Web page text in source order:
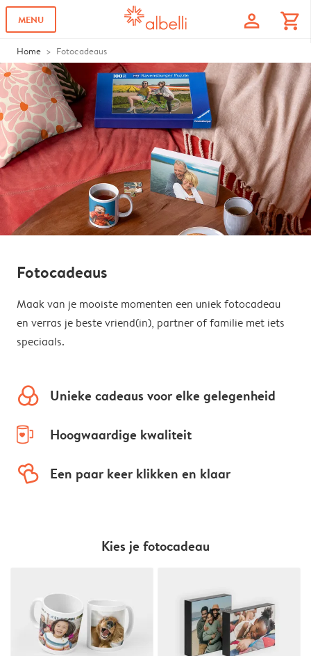
MENU profile shopping_cart
Home Fotocadeaus
Fotocadeaus
Maak van je mooiste momenten een uniek fotocadeau
en verras je beste vriend(in), partner of familie met iets
speciaals.
colors Unieke cadeaus voor elke gelegenheid
mug-empty
Hoogwaardige kwaliteit
hearts Een paar keer klikken en klaar
Kies je fotocadeau